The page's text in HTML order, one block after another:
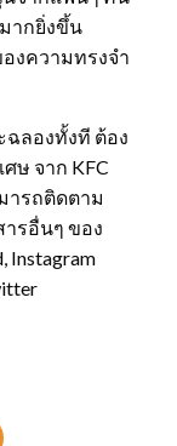
ากยิ่งขึ้น
งความทรงจำ
ฉลองทั้งที ต้อง
ษ จาก KFC
ารถติดตาม
รอื่นๆ ของ
Instagram